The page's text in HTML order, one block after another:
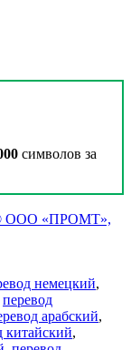
символов за
ООО «ПРОМТ»,
немецкий,
перевод
арабский,
китайский,